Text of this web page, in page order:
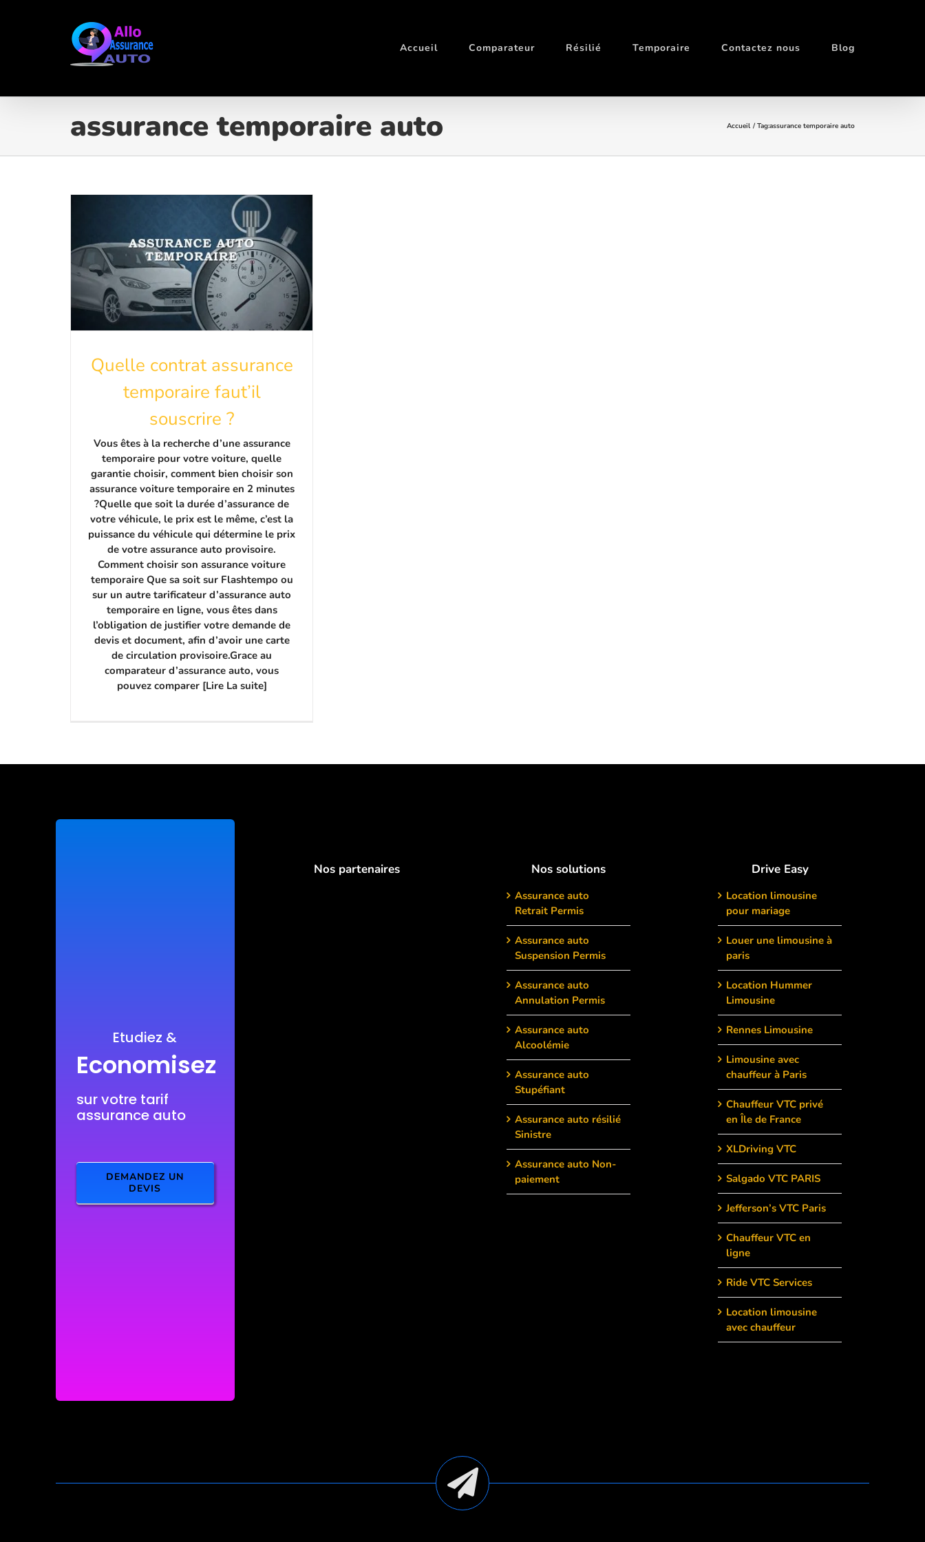
Accueil Comparateur Résilié Temporaire Contactez nous Blog
assurance temporaire auto Accueil Tag:assurance temporaire auto
Quelle contrat assurance
temporaire faut’il
souscrire ?
Vous êtes à la recherche d’une assurance
temporaire pour votre voiture, quelle
garantie choisir, comment bien choisir son
assurance voiture temporaire en 2 minutes
?Quelle que soit la durée d’assurance de
votre véhicule, le prix est le même, c’est la
puissance du véhicule qui détermine le prix
de votre assurance auto provisoire.
Comment choisir son assurance voiture
temporaire Que sa soit sur Flashtempo ou
sur un autre tarificateur d’assurance auto
temporaire en ligne, vous êtes dans
l’obligation de justifier votre demande de
devis et document, afin d’avoir une carte
de circulation provisoire.Grace au
comparateur d’assurance auto, vous
pouvez comparer [Lire La suite]
Etudiez &
Economisez
sur votre tarif
assurance auto
DEMANDEZ UN
DEVIS
Nos partenaires Nos solutions
Assurance auto
Retrait Permis
Assurance auto
Suspension Permis
Assurance auto
Annulation Permis
Assurance auto
Alcoolémie
Assurance auto
Stupéfiant
Assurance auto résilié
Sinistre
Assurance auto Non-
paiement
Drive Easy
Location limousine
pour mariage
Louer une limousine à
paris
Location Hummer
Limousine
Rennes Limousine
Limousine avec
chauffeur à Paris
Chauffeur VTC privé
en Île de France
XLDriving VTC
Salgado VTC PARIS
Jefferson’s VTC Paris
Chauffeur VTC en
ligne
Ride VTC Services
Location limousine
avec chauffeur